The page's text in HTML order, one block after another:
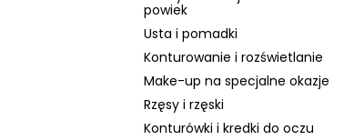
powiek
Usta i pomadki
Konturowanie i rozświetlanie
Make-up na specjalne okazje
Rzęsy i rzęski
Konturówki i kredki do oczu
SKIN79 SUPER PLUS BEBLESH BALM GOLD
SPF 30, 40 ML, EXP 08/26
Pierwotnie:66 zł